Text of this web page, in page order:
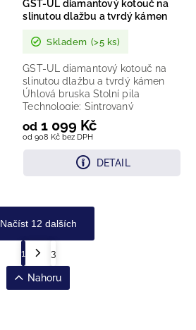
GST-UL diamantový kotouč na
slinutou dlažbu a tvrdý kámen
Skladem (>5 ks)
od 908 Kč bez DPH
od 1 099 Kč
DETAIL
GST-UL diamantový kotouč na
slinutou dlažbu a tvrdý kámen
Úhlová bruska Stolní pila
Technologie: Sintrovaný
diamantový segment Provedení:...
Načíst 12 dalších
1 3
Nahoru